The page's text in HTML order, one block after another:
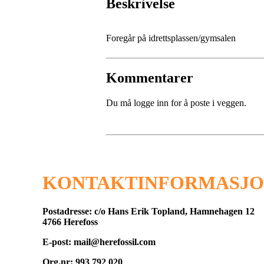
Beskrivelse
Foregår på idrettsplassen/gymsalen
Kommentarer
Du må logge inn for å poste i veggen.
Postadresse: c/o Hans Erik Topland, Hamnehagen 12
4766 Herefoss
E-post: mail@herefossil.com